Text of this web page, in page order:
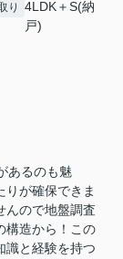
り
4LDK＋S(納
戸)
あるのも魅
りが確保できま
んので地盤調査
構造から！この
識と経験を持つ